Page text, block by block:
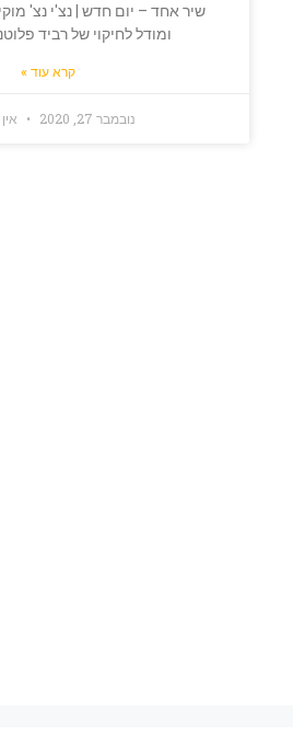
שיר אחד – יום חדש | נצ'י נצ'
ומודל לחיקוי של רביד
קרא עוד »
נובמבר 27, 2020